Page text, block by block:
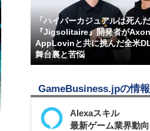
「ハイパーカジュアルは死ん
『Jigsolitaire』開発者が
AppLovinと共に挑んだ全米
舞台裏と苦悩
GameBusiness.jpの情
Alexaスキル
最新ゲーム業界動向